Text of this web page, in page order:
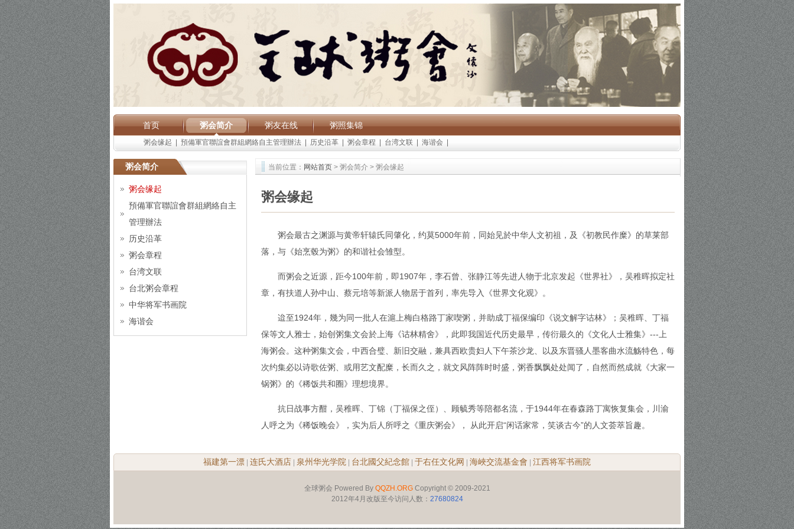
首页 粥会简介 粥友在线 粥照集锦
粥会缘起 預備軍官聯誼會群組網絡自主管理辦法 历史沿革 粥会章程 台湾文联 海谐会
粥会简介
粥会缘起
預備軍官聯誼會群組網絡自主
管理辦法
历史沿革
粥会章程
台湾文联
台北粥会章程
中华将军书画院
海谐会
当前位置： 网站首页 > 粥会简介 > 粥会缘起
粥会缘起
粥会最古之渊源与黄帝轩辕氏同肇化，约莫5000年前，同始见於中华人文初祖，及《初教民作糜》的草莱部
落，与《始烹毂为粥》的和谐社会雏型。
而粥会之近源，距今100年前，即1907年，李石曾、张静江等先进人物于北京发起《世界社》，吴稚晖拟定社
章，有扶道人孙中山、蔡元培等新派人物居于首列，率先导入《世界文化观》。
迨至1924年，幾为同一批人在滬上梅白格路丁家喫粥，并助成丁福保编印《说文解字诂林》；吴稚晖、丁福
保等文人雅士，始创粥集文会於上海《诂林精舍》，此即我国近代历史最早，传衍最久的《文化人士雅集》---上
海粥会。这种粥集文会，中西合璧、新旧交融，兼具西欧贵妇人下午茶沙龙、以及东晋骚人墨客曲水流觞特色，每
次约集必以诗歌佐粥、或用艺文配糜，长而久之，就文风阵阵时时盛，粥香飘飘处处闻了，自然而然成就《大家一
锅粥》的《稀饭共和圈》理想境界。
抗日战事方酣，吴稚晖、丁锦（丁福保之侄）、顾毓秀等陪都名流，于1944年在春森路丁寓恢复集会，川渝
人呼之为《稀饭晚会》，实为后人所呼之《重庆粥会》， 从此开启“闲话家常，笑谈古今”的人文荟萃旨趣。
福建第一漂 连氏大酒店 泉州华光学院 台北國父紀念館 于右任文化网 海峽交流基金會 江西将军书画院
全球粥会 Powered By QQZH.ORGCopyright © 2009-2021
2012年4月改版至今访问人数： 27680824